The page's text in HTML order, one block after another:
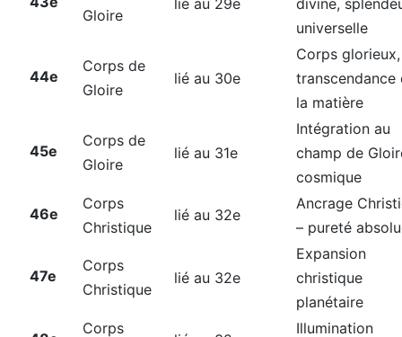
Gloire
lié au 29e
divine,
universelle
44e
Corps de
Gloire
lié au 30e
Corps glorieux,
transcendance
la matière
45e
Corps de
Gloire
lié au 31e
Intégration au
champ de
cosmique
46e
Corps
Christique
lié au 32e
Ancrage
– pureté
47e
Corps
Christique
lié au 32e
Expansion
christique
planétaire
Corps Illumination